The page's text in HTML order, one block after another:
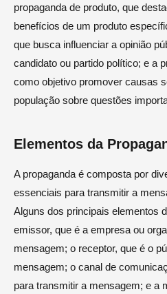
propaganda de produto, que
benefícios de um produto
que busca influenciar a opinião
candidato ou partido político; e a
como objetivo promover causas
população sobre questões
Elementos da
A propaganda é composta por
essenciais para transmitir a
Alguns dos principais elementos
emissor, que é a empresa ou
mensagem; o receptor, que é o
mensagem; o canal de
para transmitir a mensagem; e a